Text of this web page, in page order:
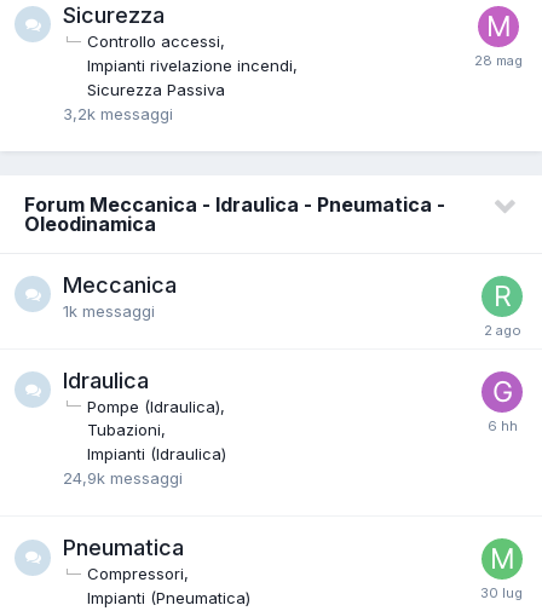
Sicurezza
Controllo accessi
Impianti rivelazione incendi
Sicurezza Passiva
3,2k messaggi
Forum Meccanica - Idraulica - Pneumatica -
Oleodinamica
Meccanica
1k messaggi
Idraulica
Pompe (Idraulica)
Tubazioni
Impianti (Idraulica)
24,9k messaggi
Pneumatica
Compressori
Impianti (Pneumatica)